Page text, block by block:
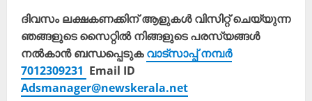
ദിവസം ലക്ഷകണക്കിന് ആളുകൾ വിസിറ്റ് ചെയ്യുന്ന
ഞങ്ങളുടെ സൈറ്റിൽ നിങ്ങളുടെ പരസ്യങ്ങൾ
നൽകാൻ ബന്ധപ്പെടുകവാട്സാപ്പ് നമ്പർ
7012309231 Email ID
Adsmanager@newskerala.net